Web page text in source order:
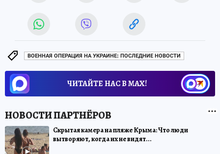
ВОЕННАЯ ОПЕРАЦИЯ НА УКРАИНЕ: ПОСЛЕДНИЕ НОВОСТИ
ЧИТАЙТЕ НАС В МАХ!
Скрытая камера на пляже Крыма: Что люди
вытворяют, когда их не видят...